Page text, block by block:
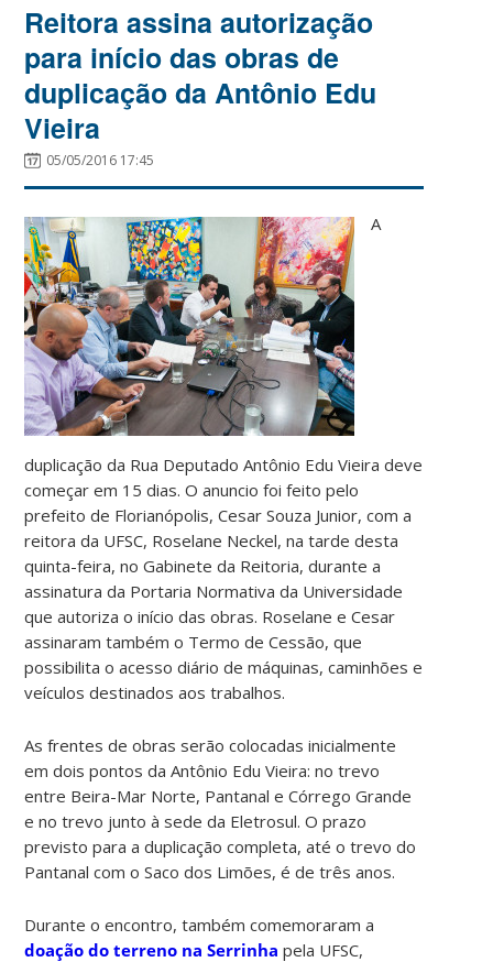
Reitora assina autorização
para início das obras de
duplicação da Antônio Edu
Vieira
05/05/2016 17:45
A
duplicação da Rua Deputado Antônio Edu Vieira deve
começar em 15 dias. O anuncio foi feito pelo
prefeito de Florianópolis, Cesar Souza Junior, com a
reitora da UFSC, Roselane Neckel, na tarde desta
quinta-feira, no Gabinete da Reitoria, durante a
assinatura da Portaria Normativa da Universidade
que autoriza o início das obras. Roselane e Cesar
assinaram também o Termo de Cessão, que
possibilita o acesso diário de máquinas, caminhões e
veículos destinados aos trabalhos.
As frentes de obras serão colocadas inicialmente
em dois pontos da Antônio Edu Vieira: no trevo
entre Beira-Mar Norte, Pantanal e Córrego Grande
e no trevo junto à sede da Eletrosul. O prazo
previsto para a duplicação completa, até o trevo do
Pantanal com o Saco dos Limões, é de três anos.
Durante o encontro, também comemoraram a
doação do terreno na Serrinha pela UFSC,